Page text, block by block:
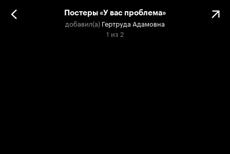
Постеры «У вас проблема»
добавил(а) Гертруда Адамовна
1 из 2